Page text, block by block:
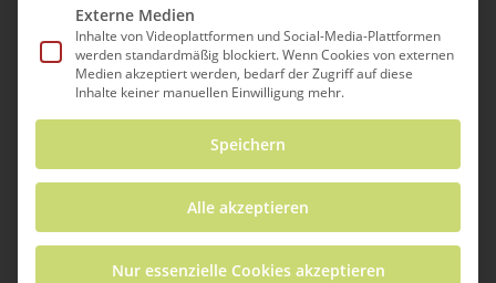
3Druckraum
Mitmachnachmittage
3Druckraum an der PH Freiburg
Kunzenweg 21, Freiburg im Breisgau,
Baden-Württemberg, Deutschland
Externe Medien
Inhalte von Videoplattformen und Social-Media-Plattformen
werden standardmäßig blockiert. Wenn Cookies von externen
Medien akzeptiert werden, bedarf der Zugriff auf diese
Inhalte keiner manuellen Einwilligung mehr.
Speichern
Alle akzeptieren
Nur essenzielle Cookies akzeptieren